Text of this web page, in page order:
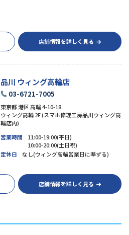
店舗情報を詳しく見る
品川 ウィング高輪店
03-6721-7005
東京都 港区 高輪 4-10-18
ウィング高輪 2F (スマホ修理工房品川ウィング高
輪店内)
営業時間
11:00-19:00(平日)
10:00-20:00(土日祝)
定休日
なし(ウィング高輪営業日に準ずる)
店舗情報を詳しく見る